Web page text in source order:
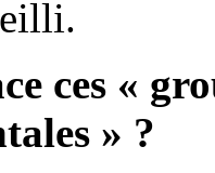
ces «
» ?